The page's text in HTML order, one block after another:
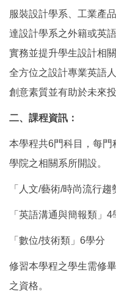
服裝設計學系、工業產
達設計學系之外籍或英
實務並提升學生設計相
全方位之設計專業英語
創意素質並有助於未來
二、課程資訊：
本學程共6門科目，每
學院之相關系所開設。
「人文/藝術/時尚流行
「英語溝通與簡報類」4
「數位/技術類」6學分
修習本學程之學生需修
之資格。